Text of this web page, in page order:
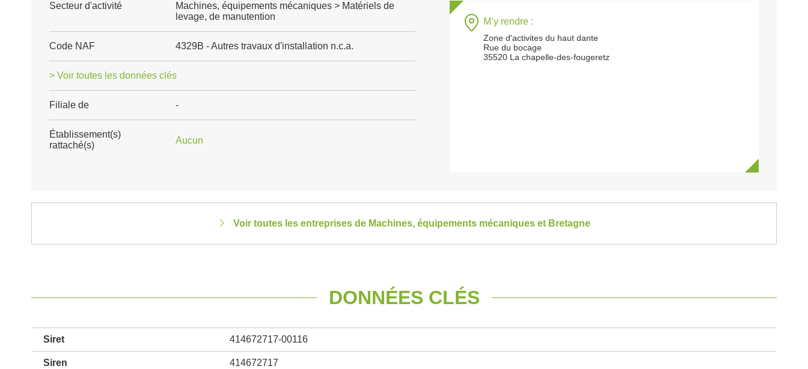
Secteur d'activité
Machines, équipements mécaniques > Matériels de
levage, de manutention
Code NAF 4329B - Autres travaux d'installation n.c.a.
> Voir toutes les données clés
Filiale de -
Établissement(s)
rattaché(s)
Aucun
M’y rendre :
Zone d'activites du haut dante
Rue du bocage
35520 La chapelle-des-fougeretz
Voir toutes les entreprises de Machines, équipements mécaniques et Bretagne
DONNÉES CLÉS
Siret 414672717-00116
Siren 414672717